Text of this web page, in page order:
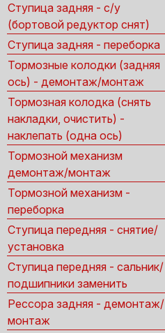
Ступица задняя - с/у
(бортовой редуктор снят)
Ступица задняя - переборка
Тормозные колодки (задняя
ось) - демонтаж/монтаж
Тормозная колодка (снять
накладки, очистить) -
наклепать (одна ось)
Тормозной механизм
демонтаж/монтаж
Тормозной механизм -
переборка
Ступица передняя - снятие/
установка
Ступица передняя - сальник/
подшипники заменить
Рессора задняя - демонтаж/
монтаж